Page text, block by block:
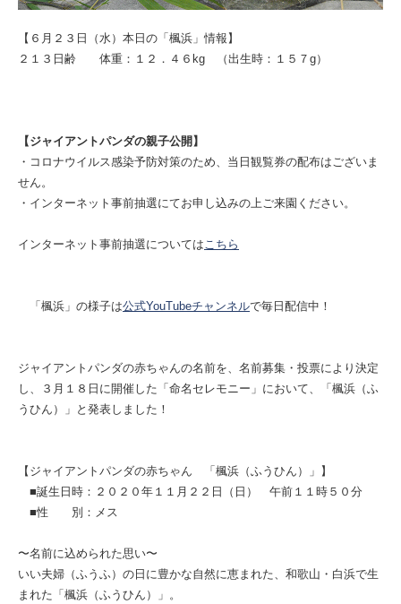
【６月２３日（水）本日の「楓浜」情報】
２１３日齢 体重：１２．４６kg （出生時：１５７g）
【ジャイアントパンダの親子公開】
・コロナウイルス感染予防対策のため、当日観覧券の配布はございま
せん。
・インターネット事前抽選にてお申し込みの上ご来園ください。
インターネット事前抽選については こちら
「楓浜」の様子は公式YouTubeチャンネルで毎日配信中！
ジャイアントパンダの赤ちゃんの名前を、名前募集・投票により決定
し、３月１８日に開催した「命名セレモニー」において、「楓浜（ふ
うひん）」と発表しました！
【ジャイアントパンダの赤ちゃん 「楓浜（ふうひん）」】
■誕生日時：２０２０年１１月２２日（日） 午前１１時５０分
■性 別：メス
〜名前に込められた思い〜
いい夫婦（ふうふ）の日に豊かな自然に恵まれた、和歌山・白浜で生
まれた「楓浜（ふうひん）」。